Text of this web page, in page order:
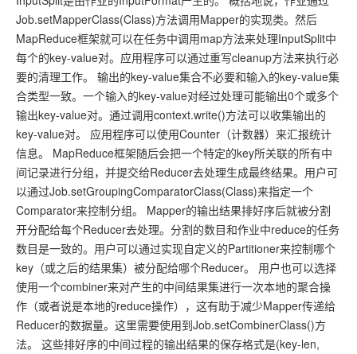
Job.setMapperClass(Class)方法调用Mapper的实现类。然后
MapReduce框架就可以在任务中调用map方法来处理InputSplit中
每个的key-value对。应用程序可以通过重写cleanup方法来执行必
要的清理工作。 输出的key-value集合不必要和输入的key-value集
合类型一致。一个输入的key-value对经过处理可能输出0个或多个
输出key-value对。通过调用context.write()方法可以收集输出的
key-value对。 应用程序可以使用Counter（计数器）来汇报统计
信息。 MapReduce框架随后会把一个特定的key所关联的所有中
间记录进行分组，并提交给Reducer去处理生成最终结果。用户可
以通过Job.setGroupingComparatorClass(Class)来指定一个
Comparator来控制分组。 Mapper的输出结果排好序后就被分割
开分配给每个Reducer去处理。分割的数目和作业中reduce的任务
数目是一致的。用户可以通过实现自定义的Partitioner来控制哪个
key（或之后的结果集）被分配给哪个Reducer。 用户也可以选择
使用一个combiner来对产生的中间结果集进行一次本地的聚合操
作（或者说是本地的reduce操作），这有助于减少Mapper传递给
Reducer的数据量。这里需要使用到Job.setCombinerClass()方
法。 这些排好序的中间过程的输出结果的保存格式是(key-len,